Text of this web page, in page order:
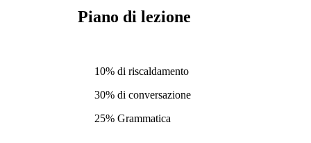
Piano di lezione
10% di riscaldamento
30% di conversazione
25% Grammatica